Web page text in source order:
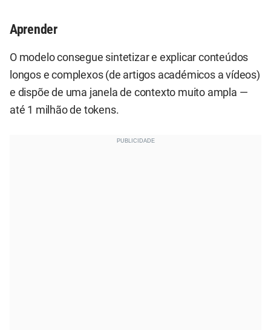
Aprender
O modelo consegue sintetizar e explicar conteúdos
longos e complexos (de artigos académicos a vídeos)
e dispõe de uma janela de contexto muito ampla —
até 1 milhão de tokens.